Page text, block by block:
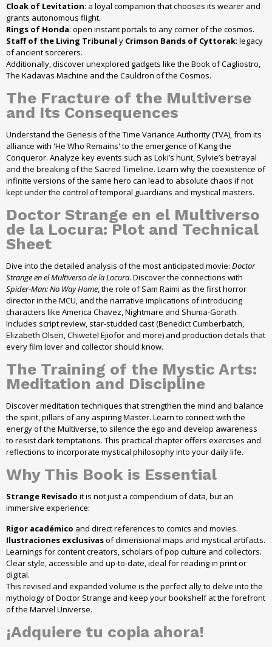
Cloak of Levitation: a loyal companion that chooses its wearer and
grants autonomous flight.
Rings of Honda: open instant portals to any corner of the cosmos.
Staff of the Living Tribunal y Crimson Bands of Cyttorak: legacy
of ancient sorcerers.
Additionally, discover unexplored gadgets like the Book of Cagliostro,
The Kadavas Machine and the Cauldron of the Cosmos.
The Fracture of the Multiverse
and Its Consequences
Understand the Genesis of the Time Variance Authority (TVA), from its
alliance with 'He Who Remains' to the emergence of Kang the
Conqueror. Analyze key events such as Loki’s hunt, Sylvie’s betrayal
and the breaking of the Sacred Timeline. Learn why the coexistence of
infinite versions of the same hero can lead to absolute chaos if not
kept under the control of temporal guardians and mystical masters.
Doctor Strange en el Multiverso
de la Locura: Plot and Technical
Sheet
Dive into the detailed analysis of the most anticipated movie: Doctor
Strange en el Multiverso de la Locura. Discover the connections with
Spider-Man: No Way Home, the role of Sam Raimi as the first horror
director in the MCU, and the narrative implications of introducing
characters like America Chavez, Nightmare and Shuma-Gorath.
Includes script review, star-studded cast (Benedict Cumberbatch,
Elizabeth Olsen, Chiwetel Ejiofor and more) and production details that
every film lover and collector should know.
The Training of the Mystic Arts:
Meditation and Discipline
Discover meditation techniques that strengthen the mind and balance
the spirit, pillars of any aspiring Master. Learn to connect with the
energy of the Multiverse, to silence the ego and develop awareness
to resist dark temptations. This practical chapter offers exercises and
reflections to incorporate mystical philosophy into your daily life.
Why This Book is Essential
Strange Revisado it is not just a compendium of data, but an
immersive experience:
Rigor académico and direct references to comics and movies.
Ilustraciones exclusivasof dimensional maps and mystical artifacts.
Learnings for content creators, scholars of pop culture and collectors.
Clear style, accessible and up-to-date, ideal for reading in print or
digital.
This revised and expanded volume is the perfect ally to delve into the
mythology of Doctor Strange and keep your bookshelf at the forefront
of the Marvel Universe.
¡Adquiere tu copia ahora!